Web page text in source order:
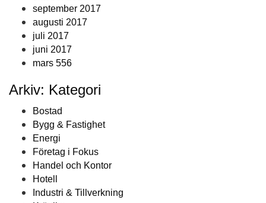
september 2017
augusti 2017
juli 2017
juni 2017
mars 556
Arkiv: Kategori
Bostad
Bygg & Fastighet
Energi
Företag i Fokus
Handel och Kontor
Hotell
Industri & Tillverkning